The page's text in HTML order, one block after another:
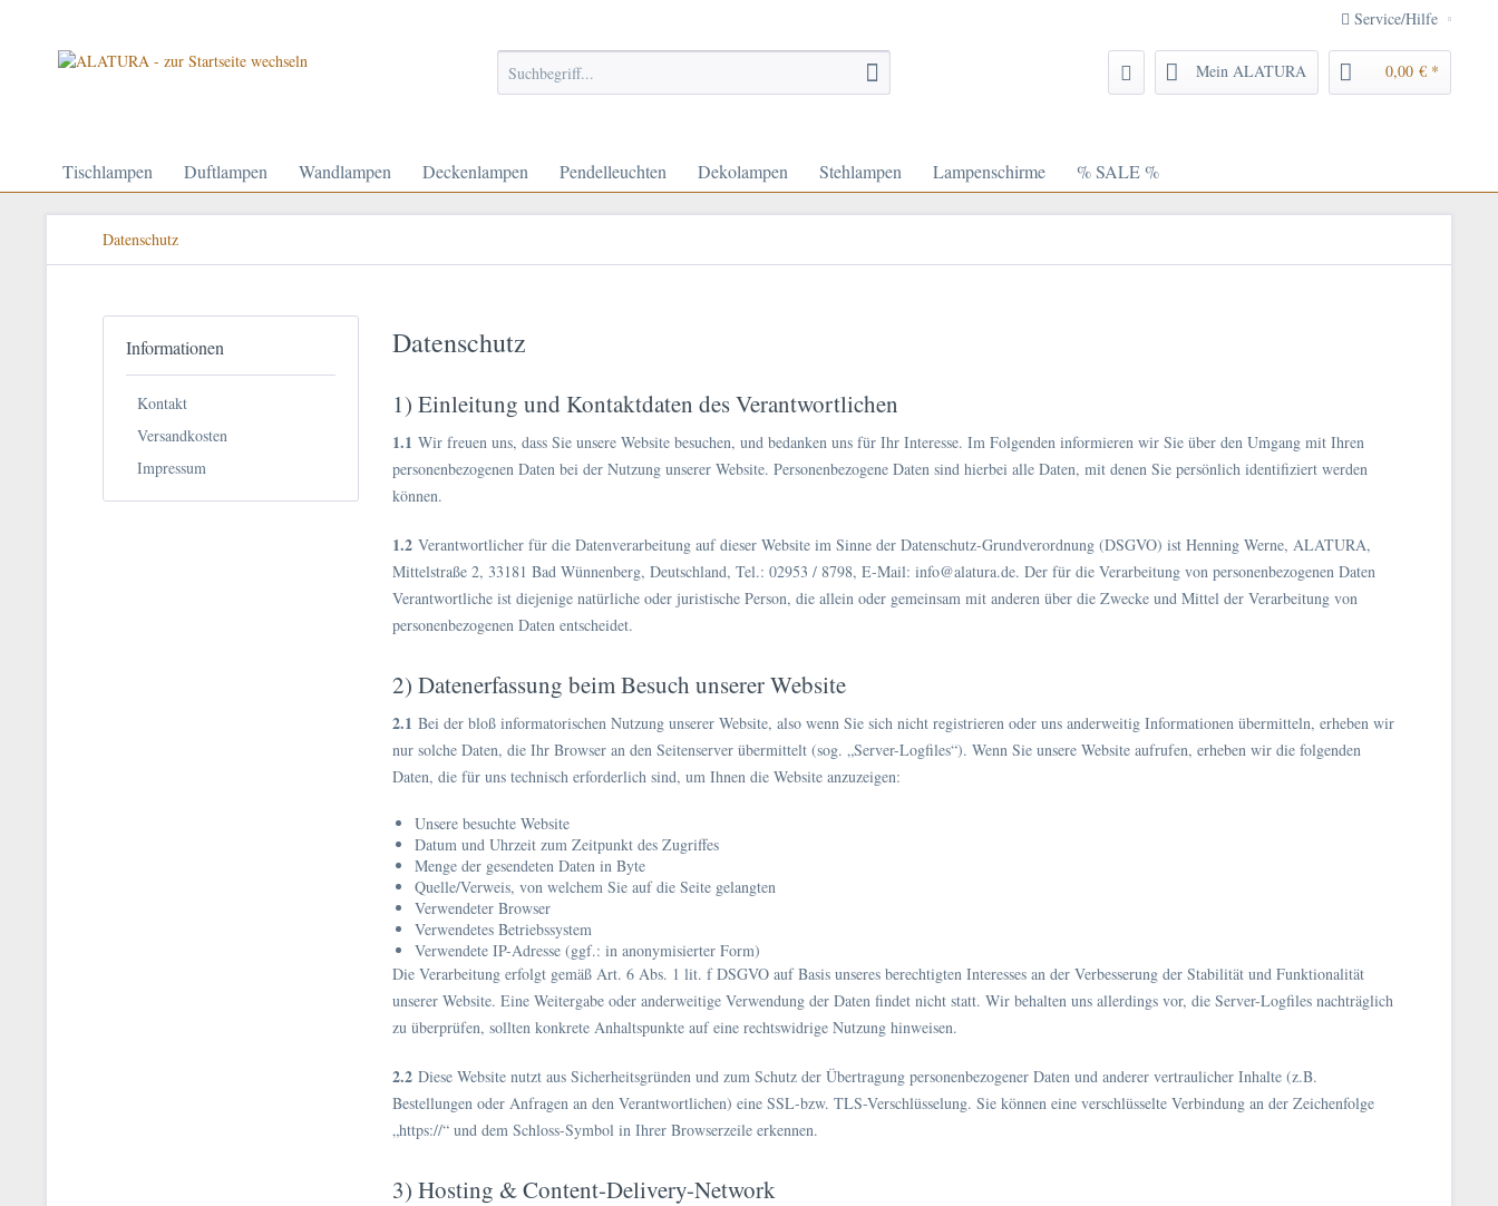
Service/Hilfe
Mein ALATURA 0,00 € *
Tischlampen Duftlampen Wandlampen Deckenlampen Pendelleuchten Dekolampen Stehlampen Lampenschirme % SALE %
Datenschutz
Informationen
Kontakt
Versandkosten
Impressum
Datenschutz
1) Einleitung und Kontaktdaten des Verantwortlichen
1.1 Wir freuen uns, dass Sie unsere Website besuchen, und bedanken uns für Ihr Interesse. Im Folgenden informieren wir Sie über den Umgang mit Ihren
personenbezogenen Daten bei der Nutzung unserer Website. Personenbezogene Daten sind hierbei alle Daten, mit denen Sie persönlich identifiziert werden
können.
1.2 Verantwortlicher für die Datenverarbeitung auf dieser Website im Sinne der Datenschutz-Grundverordnung (DSGVO) ist Henning Werne, ALATURA,
Mittelstraße 2, 33181 Bad Wünnenberg, Deutschland, Tel.: 02953 / 8798, E-Mail: info@alatura.de. Der für die Verarbeitung von personenbezogenen Daten
Verantwortliche ist diejenige natürliche oder juristische Person, die allein oder gemeinsam mit anderen über die Zwecke und Mittel der Verarbeitung von
personenbezogenen Daten entscheidet.
2) Datenerfassung beim Besuch unserer Website
2.1 Bei der bloß informatorischen Nutzung unserer Website, also wenn Sie sich nicht registrieren oder uns anderweitig Informationen übermitteln, erheben wir
nur solche Daten, die Ihr Browser an den Seitenserver übermittelt (sog. „Server-Logfiles“). Wenn Sie unsere Website aufrufen, erheben wir die folgenden
Daten, die für uns technisch erforderlich sind, um Ihnen die Website anzuzeigen:
Unsere besuchte Website
Datum und Uhrzeit zum Zeitpunkt des Zugriffes
Menge der gesendeten Daten in Byte
Quelle/Verweis, von welchem Sie auf die Seite gelangten
Verwendeter Browser
Verwendetes Betriebssystem
Verwendete IP-Adresse (ggf.: in anonymisierter Form)
Die Verarbeitung erfolgt gemäß Art. 6 Abs. 1 lit. f DSGVO auf Basis unseres berechtigten Interesses an der Verbesserung der Stabilität und Funktionalität
unserer Website. Eine Weitergabe oder anderweitige Verwendung der Daten findet nicht statt. Wir behalten uns allerdings vor, die Server-Logfiles nachträglich
zu überprüfen, sollten konkrete Anhaltspunkte auf eine rechtswidrige Nutzung hinweisen.
2.2 Diese Website nutzt aus Sicherheitsgründen und zum Schutz der Übertragung personenbezogener Daten und anderer vertraulicher Inhalte (z.B.
Bestellungen oder Anfragen an den Verantwortlichen) eine SSL-bzw. TLS-Verschlüsselung. Sie können eine verschlüsselte Verbindung an der Zeichenfolge
„https://“ und dem Schloss-Symbol in Ihrer Browserzeile erkennen.
3) Hosting & Content-Delivery-Network